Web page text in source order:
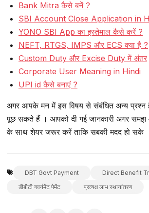
Bank Mitra कैसे बनें ?
SBI Account Close Application in
YONO SBI App का इस्तेमाल कैसे करें ?
NEFT, RTGS, IMPS और ECS क्या है ?
Custom Duty और Excise Duty में अंतर
Corporate User Meaning in Hindi
UPI id कैसे बनाएं ?
अगर आपके मन में इस विषय से संबंधित अन्य
पूछ सकते हैं । आपको दी गई जानकारी अगर समझ
के साथ शेयर जरूर करें ताकि सबकी मदद हो सके ।
DBT Govt Payment
Direct Benefit
डीबीटी गवर्नमेंट पेमेंट
प्रत्यक्ष लाभ स्थानांतरण